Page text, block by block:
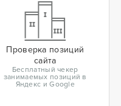
Проверка позиций
сайта
Бесплатный чекер
занимаемых позиций в
Яндекс и Google